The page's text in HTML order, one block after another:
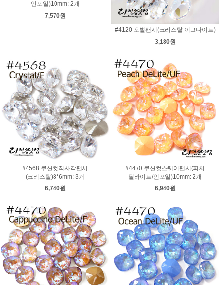
언포일)10mm: 2개
7,570원
#4120 오벌팬시(크리스탈 이그나이트)
3,180원
#4568 쿠션컷직사각팬시
(크리스탈)8*6mm: 3개
6,740원
#4470 쿠션컷스퀘어팬시(피치
딜라이트/언포일)10mm: 2개
6,940원